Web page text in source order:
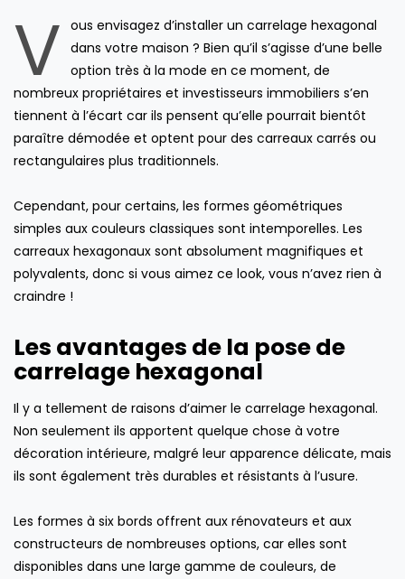
V ous envisagez d’installer un carrelage hexagonal
dans votre maison ? Bien qu’il s’agisse d’une belle
option très à la mode en ce moment, de
nombreux propriétaires et investisseurs immobiliers s’en
tiennent à l’écart car ils pensent qu’elle pourrait bientôt
paraître démodée et optent pour des carreaux carrés ou
rectangulaires plus traditionnels.
Cependant, pour certains, les formes géométriques
simples aux couleurs classiques sont intemporelles. Les
carreaux hexagonaux sont absolument magnifiques et
polyvalents, donc si vous aimez ce look, vous n’avez rien à
craindre !
Les avantages de la pose de
carrelage hexagonal
Il y a tellement de raisons d’aimer le carrelage hexagonal.
Non seulement ils apportent quelque chose à votre
décoration intérieure, malgré leur apparence délicate, mais
ils sont également très durables et résistants à l’usure.
Les formes à six bords offrent aux rénovateurs et aux
constructeurs de nombreuses options, car elles sont
disponibles dans une large gamme de couleurs, de